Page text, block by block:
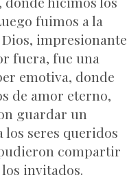
fuimos a la
impresionante
fuera, fue una
emotiva, donde
de amor eterno,
guardar un
seres queridos
compartir
invitados.